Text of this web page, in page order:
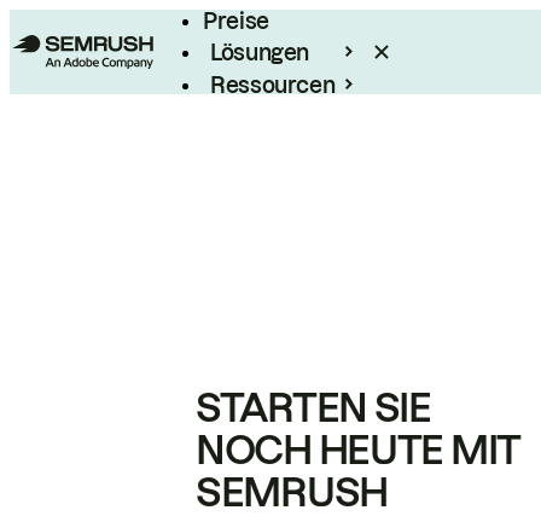
Preise
Lösungen
Ressourcen
STARTEN SIE
NOCH HEUTE MIT
SEMRUSH